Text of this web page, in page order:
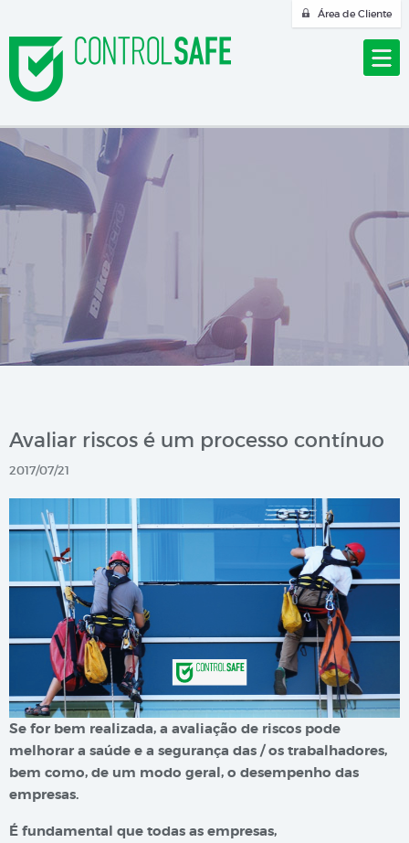
Área de Cliente
Avaliar riscos é um processo contínuo
2017/07/21
Se for bem realizada, a avaliação de riscos pode
melhorar a saúde e a segurança das / os trabalhadores,
bem como, de um modo geral, o desempenho das
empresas.
É fundamental que todas as empresas,